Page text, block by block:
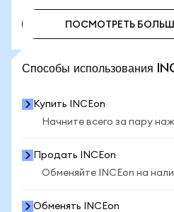
ПОСМОТРЕТЬ
Способы использования
Купить INCEon
Начните всего за пару
Продать INCEon
Обменяйте INCEon на
Обменять INCEon